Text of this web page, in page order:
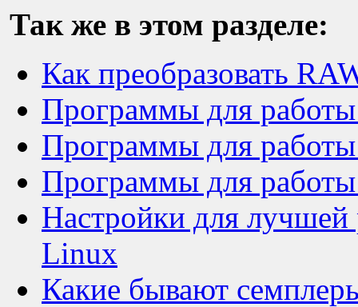
Так же в этом разделе:
Как преобразовать
Программы для
Программы для
Программы для работы
Настройки для лучшей
Linux
Какие бывают